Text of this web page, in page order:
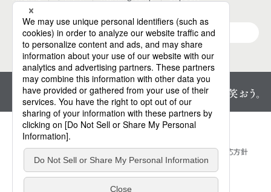
サービス一覧
プライバシーセンター
情報セキュリティ方針
ウェブアクセシビリティ対応方針
サイトマップ